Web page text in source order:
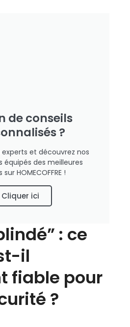
de conseils
?
et découvrez nos
des meilleures
HOMECOFFRE !
Cliquer ici
: ce
il
fiable pour
?